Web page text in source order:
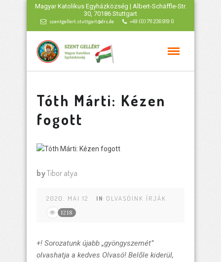
Magyar Katolikus Egyházközség | Albert-Schäffle-Str.
30, 70186 Stuttgart
szentgellert.stuttgart@drs.de +49 (0) 711 236 919 0
Tóth Márti: Kézen
fogott
byTibor atya
2020. MAI 12 IN OLVASÓINK ÍRJÁK
1218
+! Sorozatunk újabb „gyöngyszemét”
olvashatja a kedves Olvasó! Belőle kiderül,